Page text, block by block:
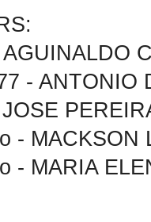
- ANTONIO
-
- MARIA